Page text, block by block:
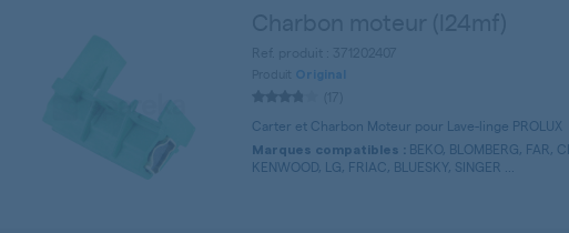
Original
Carter et Charbon Moteur pour Lave-linge PROLUX
Marques compatibles : BEKO, BLOMBERG, FAR,
KENWOOD, LG, FRIAC, BLUESKY, SINGER ...